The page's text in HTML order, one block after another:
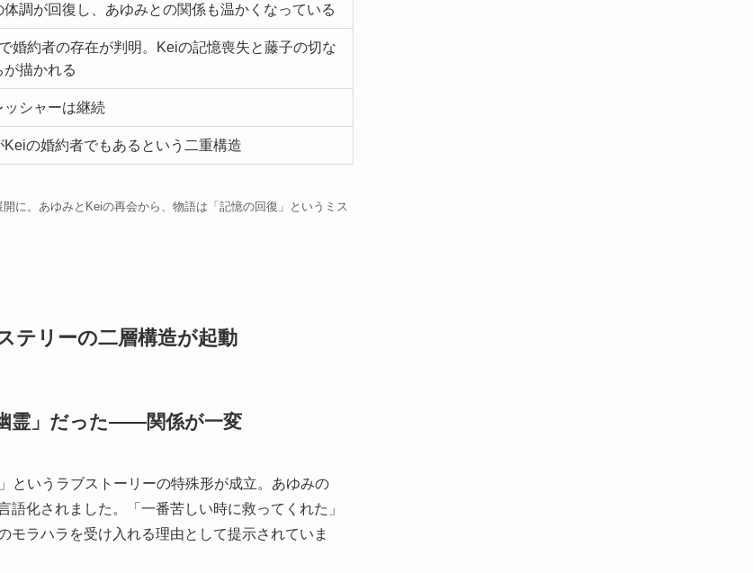
体調が回復し、あゆみとの関係も温かくなっている
婚約者の存在が判明。Keiの記憶喪失と藤子の切な
が描かれる
ッシャーは継続
Keiの婚約者でもあるという二重構造
に。あゆみとKeiの再会から、物語は「記憶の回復」というミス
リーの二層構造が起動
霊」だった——関係が一変
というラブストーリーの特殊形が成立。あゆみの
語化されました。「一番苦しい時に救ってくれた」
モラハラを受け入れる理由として提示されていま